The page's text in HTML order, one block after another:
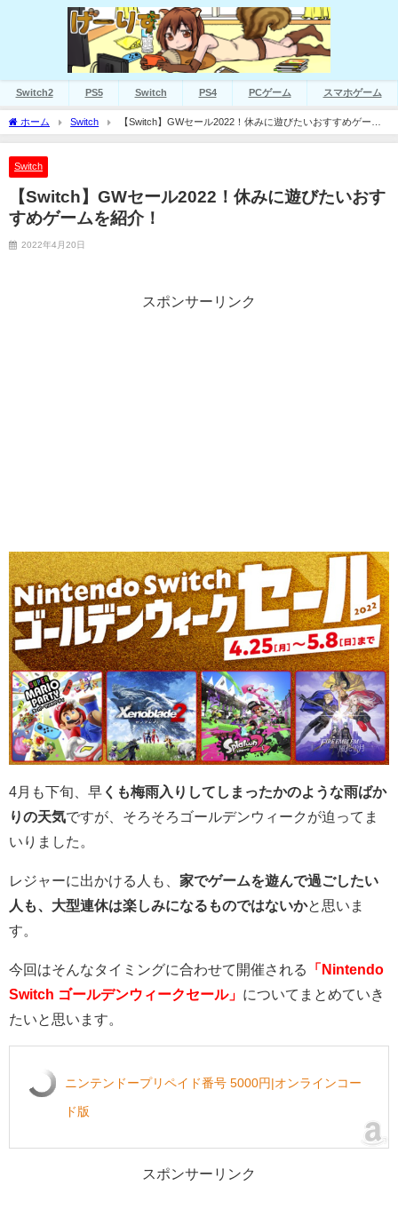
Switch2 PS5 Switch PS4 PCゲーム スマホゲーム
ホーム Switch
【Switch】GWセール2022！休みに遊びたいおすすめゲーム
を紹介！
Switch
【Switch】GWセール2022！休みに遊びたいおす
すめゲームを紹介！
2022年4月20日
スポンサーリンク
4月も下旬、早 くも梅雨入りしてしまったかのような雨ばか
りの天気ですが、そろそろゴールデンウィークが迫ってま
いりました。
レジャーに出かける人も、 家でゲームを遊んで過ごしたい
人も、大型連休は楽しみになるものではないかと思いま
す。
今回はそんなタイミングに合わせて開催される
「Nintendo
Switch ゴールデンウィークセール」 についてまとめていき
たいと思います。
ニンテンドープリペイド番号 5000円|オンラインコー
ド版
スポンサーリンク